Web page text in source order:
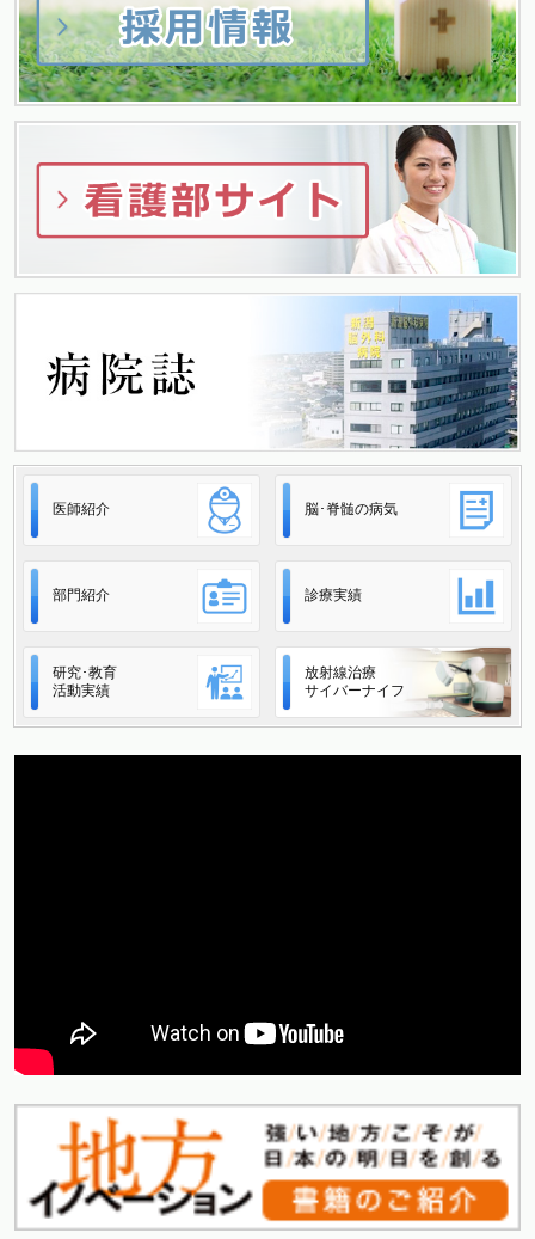
シ
ョ
ン
医師紹介 脳･脊髄の病気
部門紹介 診療実績
研究･教育
活動実績
放射線治療
サイバーナイフ